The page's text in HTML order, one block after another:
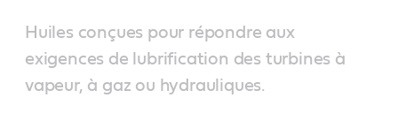
Huiles conçues pour répondre aux
exigences de lubrification des turbines à
vapeur, à gaz ou hydrauliques.